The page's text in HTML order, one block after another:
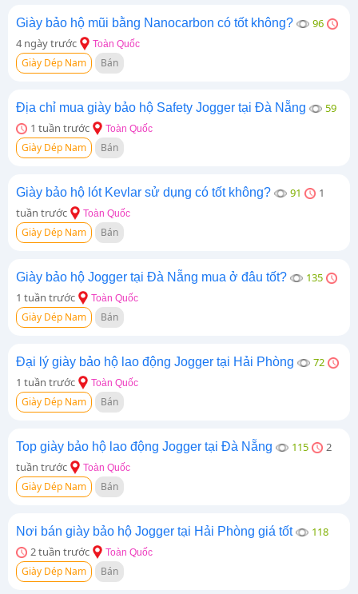
Giày bảo hộ mũi bằng Nanocarbon có tốt không?
96
4 ngày trước
Toàn Quốc
Giày Dép Nam Bán
Địa chỉ mua giày bảo hộ Safety Jogger tại Đà Nẵng
59
1 tuần trước
Toàn Quốc
Giày Dép Nam Bán
Giày bảo hộ lót Kevlar sử dụng có tốt không? 91
1
tuần trước
Toàn Quốc
Giày Dép Nam Bán
Giày bảo hộ Jogger tại Đà Nẵng mua ở đâu tốt?
135
1 tuần trước
Toàn Quốc
Giày Dép Nam Bán
Đại lý giày bảo hộ lao động Jogger tại Hải Phòng
72
1 tuần trước
Toàn Quốc
Giày Dép Nam Bán
Top giày bảo hộ lao động Jogger tại Đà Nẵng 115
2
tuần trước
Toàn Quốc
Giày Dép Nam Bán
Nơi bán giày bảo hộ Jogger tại Hải Phòng giá tốt
118
2 tuần trước
Toàn Quốc
Giày Dép Nam Bán